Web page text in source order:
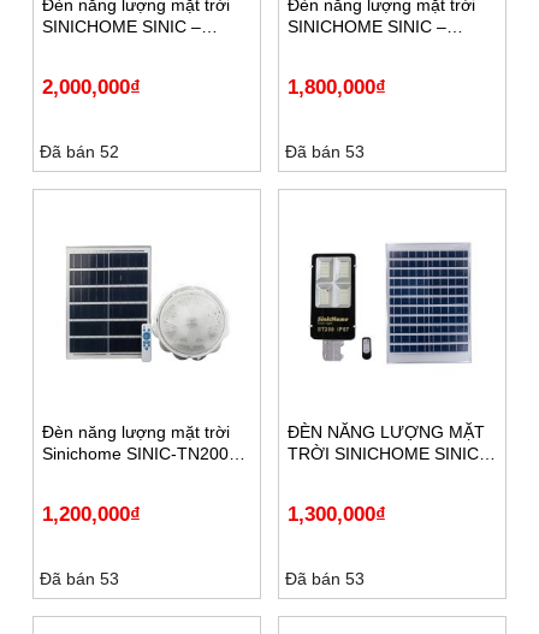
Đèn năng lượng mặt trời
SINICHOME SINIC –
2,000,000₫
Đã bán 52
Đèn năng lượng mặt trời
SINICHOME SINIC –
1,800,000₫
Đã bán 53
Đèn năng lượng mặt trời
Sinichome SINIC-TN200
1,200,000₫
Đã bán 53
ĐÈN NĂNG LƯỢNG MẶT
TRỜI SINICHOME SINIC –
1,300,000₫
Đã bán 53